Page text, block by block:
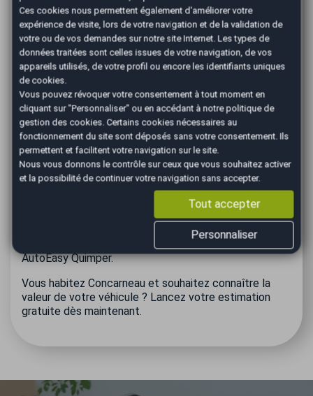
Questions fréquentes sur la
reprise de voiture
à Concarneau
Est-il possible de faire estimer mon véhicule
depuis Concarneau ?
Vous pouvez commencer l'estimation en ligne avant
de vous déplacer en agence pour obtenir le prix de
reprise de votre véhicule.
Combien de temps faut-il pour finaliser une reprise ?
Dans la majorité des cas, la reprise peut être conclue
le jour même si vous êtes d'accord avec notre offre
Dois-je me rendre obligatoirement à Quimper ?
Oui, l'expertise finale du véhicule s'effectue à l'agence
AutoEasy Quimper.
Vous habitez Concarneau et souhaitez connaître la
valeur de votre véhicule ? Lancez votre estimation
gratuite dès maintenant.
Ces cookies nous permettent également d'améliorer votre
expérience de visite, lors de votre navigation et de la validation de
votre ou de vos demandes sur notre site Internet. Les types de
données traitées sont celles issues de votre navigation, de vos
appareils utilisés, de votre profil ou encore les identifiants uniques
de cookies.
Vous pouvez révoquer votre consentement à tout moment en
cliquant sur "Personnaliser" ou en accédant à notre politique de
gestion des cookies. Certains cookies nécessaires au
fonctionnement du site sont déposés sans votre consentement. Ils
permettent et facilitent votre navigation sur le site.
Nous vous donnons le contrôle sur ceux que vous souhaitez activer
et la possibilité de continuer votre navigation sans accepter.
Tout accepter
Personnaliser